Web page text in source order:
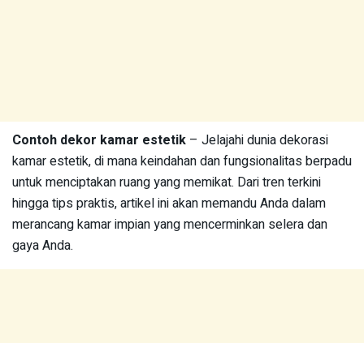
Contoh dekor kamar estetik – Jelajahi dunia dekorasi
kamar estetik, di mana keindahan dan fungsionalitas berpadu
untuk menciptakan ruang yang memikat. Dari tren terkini
hingga tips praktis, artikel ini akan memandu Anda dalam
merancang kamar impian yang mencerminkan selera dan
gaya Anda.